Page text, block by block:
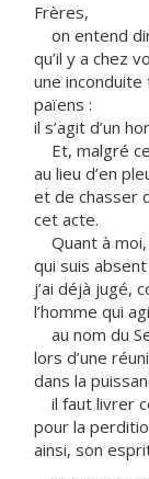
Frères,
on entend
qu’il y a chez
une inconduite
païens :
il s’agit d’un
Et, malgré
au lieu d’en
et de chasser
cet acte.
Quant à moi,
qui suis
j’ai déjà jugé,
l’homme qui
au nom du
lors d’une
dans la
il faut livrer
pour la
ainsi, son